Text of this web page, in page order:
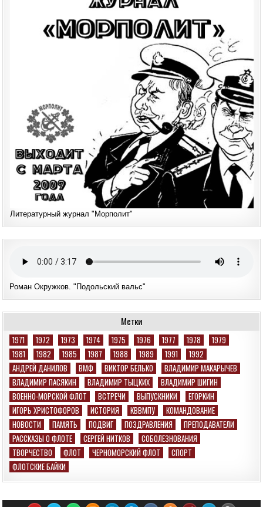
Литературный журнал "Морполит"
Роман Окружков. "Подольский вальс"
Метки
1971 1972 1973 1974 1975 1976 1977 1978
1979
1981
1982 1985 1987 1988 1989 1991
1992
АНДРЕЙ ДАНИЛОВ
ВМФ ВИКТОР БЕЛЬКО
ВЛАДИМИР МАКАРЫЧЕВ
ВЛАДИМИР ПАСЯКИН
ВЛАДИМИР ТЫЦКИХ
ВЛАДИМИР ШИГИН
ВОЕННО-МОРСКОЙ ФЛОТ
ВСТРЕЧИ ВЫПУСКНИКИ
ЕГОРКИН
ИГОРЬ ХРИСТОФОРОВ
ИСТОРИЯ КВВМПУ
КОМАНДОВАНИЕ
НОВОСТИ
ПАМЯТЬ ПОДВИГ ПОЗДРАВЛЕНИЯ
ПРЕПОДАВАТЕЛИ
РАССКАЗЫ О ФЛОТЕ
СЕРГЕЙ НИТКОВ
СОБОЛЕЗНОВАНИЯ
ТВОРЧЕСТВО
ФЛОТ ЧЕРНОМОРСКИЙ ФЛОТ
СПОРТ
ФЛОТСКИЕ БАЙКИ